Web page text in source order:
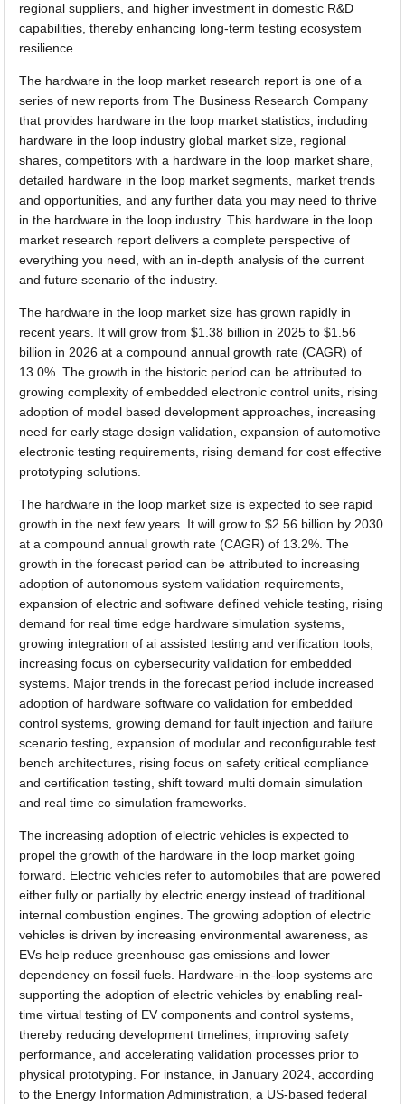
regional suppliers, and higher investment in domestic R&D
capabilities, thereby enhancing long-term testing ecosystem
resilience.
The hardware in the loop market research report is one of a
series of new reports from The Business Research Company
that provides hardware in the loop market statistics, including
hardware in the loop industry global market size, regional
shares, competitors with a hardware in the loop market share,
detailed hardware in the loop market segments, market trends
and opportunities, and any further data you may need to thrive
in the hardware in the loop industry. This hardware in the loop
market research report delivers a complete perspective of
everything you need, with an in-depth analysis of the current
and future scenario of the industry.
The hardware in the loop market size has grown rapidly in
recent years. It will grow from $1.38 billion in 2025 to $1.56
billion in 2026 at a compound annual growth rate (CAGR) of
13.0%. The growth in the historic period can be attributed to
growing complexity of embedded electronic control units, rising
adoption of model based development approaches, increasing
need for early stage design validation, expansion of automotive
electronic testing requirements, rising demand for cost effective
prototyping solutions.
The hardware in the loop market size is expected to see rapid
growth in the next few years. It will grow to $2.56 billion by 2030
at a compound annual growth rate (CAGR) of 13.2%. The
growth in the forecast period can be attributed to increasing
adoption of autonomous system validation requirements,
expansion of electric and software defined vehicle testing, rising
demand for real time edge hardware simulation systems,
growing integration of ai assisted testing and verification tools,
increasing focus on cybersecurity validation for embedded
systems. Major trends in the forecast period include increased
adoption of hardware software co validation for embedded
control systems, growing demand for fault injection and failure
scenario testing, expansion of modular and reconfigurable test
bench architectures, rising focus on safety critical compliance
and certification testing, shift toward multi domain simulation
and real time co simulation frameworks.
The increasing adoption of electric vehicles is expected to
propel the growth of the hardware in the loop market going
forward. Electric vehicles refer to automobiles that are powered
either fully or partially by electric energy instead of traditional
internal combustion engines. The growing adoption of electric
vehicles is driven by increasing environmental awareness, as
EVs help reduce greenhouse gas emissions and lower
dependency on fossil fuels. Hardware-in-the-loop systems are
supporting the adoption of electric vehicles by enabling real-
time virtual testing of EV components and control systems,
thereby reducing development timelines, improving safety
performance, and accelerating validation processes prior to
physical prototyping. For instance, in January 2024, according
to the Energy Information Administration, a US-based federal